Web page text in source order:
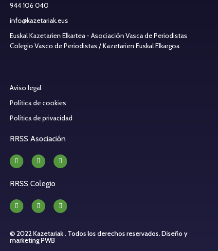
944 106 040
info@kazetariak.eus
Euskal Kazetarien Elkartea - Asociación Vasca de Periodistas
Colegio Vasco de Periodistas / Kazetarien Euskal Elkargoa
Aviso legal
Política de cookies
Política de privacidad
RRSS Asociación
RRSS Colegio
© 2022 Kazetariak . Todos los derechos reservados. Diseño y
marketing PWB